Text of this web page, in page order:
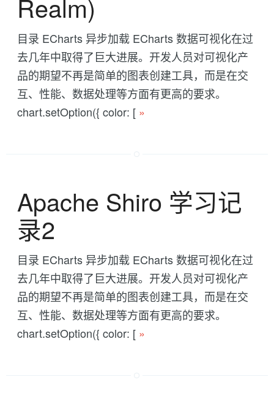
Realm)
目录 ECharts 异步加载 ECharts 数据可视化在过
去几年中取得了巨大进展。开发人员对可视化产
品的期望不再是简单的图表创建工具，而是在交
互、性能、数据处理等方面有更高的要求。
chart.setOption({ color: [ »
Apache Shiro 学习记
录2
目录 ECharts 异步加载 ECharts 数据可视化在过
去几年中取得了巨大进展。开发人员对可视化产
品的期望不再是简单的图表创建工具，而是在交
互、性能、数据处理等方面有更高的要求。
chart.setOption({ color: [ »